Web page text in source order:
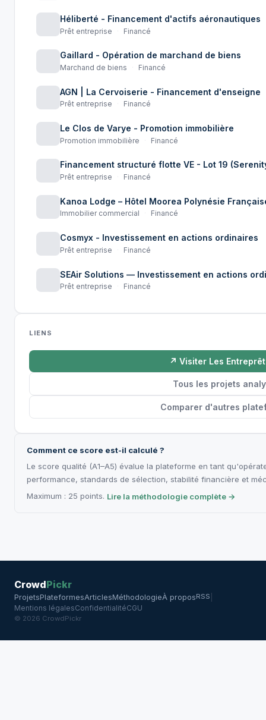
Héliberté - Financement d'actifs aéronautiques
Prêt entreprise Financé
Gaillard - Opération de marchand de biens
Marchand de biens Financé
AGN | La Cervoiserie - Financement d'enseigne
Prêt entreprise Financé
Le Clos de Varye - Promotion immobilière
Promotion immobilière Financé
Financement structuré flotte VE - Lot 19
Prêt entreprise Financé
Kanoa Lodge – Hôtel Moorea Polynésie
Immobilier commercial Financé
Cosmyx - Investissement en actions ordinaires
Prêt entreprise Financé
SEAir Solutions — Investissement en actions
Prêt entreprise Financé
LIENS
↗ Visiter Les
Tous les projets
Comparer d'autres
Comment ce score est-il calculé ?
Le score qualité (A1–A5) évalue la plateforme en tant
performance, standards de sélection, stabilité financière et
Maximum : 25 points. Lire la méthodologie complète →
CrowdPickr
ProjetsPlateformesArticlesMéthodologieÀ proposRSS
Mentions légalesConfidentialitéCGU
© 2026 CrowdPickr